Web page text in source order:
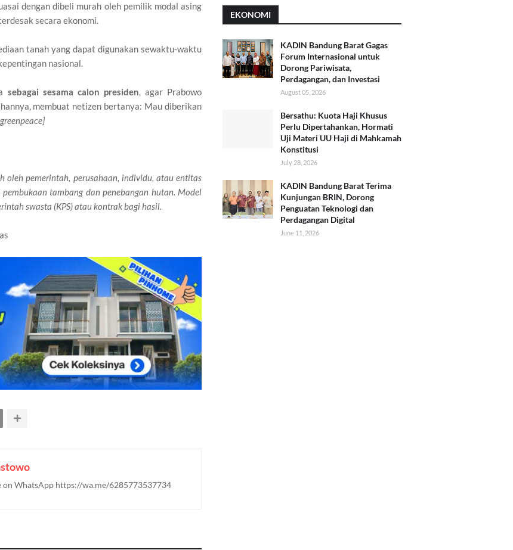
dengan dibeli murah oleh pemilik modal asing
secara ekonomi.
tanah yang dapat digunakan sewaktu-waktu
nasional.
sebagai sesama calon presiden, agar Prabowo
membuat netizen bertanya: Mau diberikan
oleh pemerintah, perusahaan, individu, atau entitas
tambang dan penebangan hutan. Model
swasta (KPS) atau kontrak bagi hasil.
on WhatsApp https://wa.me/6285773537734
EKONOMI
KADIN Bandung Barat Gagas
Forum Internasional untuk
Dorong Pariwisata,
Perdagangan, dan Investasi
August 05, 2026
Bersathu: Kuota Haji Khusus
Perlu Dipertahankan, Hormati
Uji Materi UU Haji di Mahkamah
Konstitusi
July 28, 2026
KADIN Bandung Barat Terima
Kunjungan BRIN, Dorong
Penguatan Teknologi dan
Perdagangan Digital
June 11, 2026